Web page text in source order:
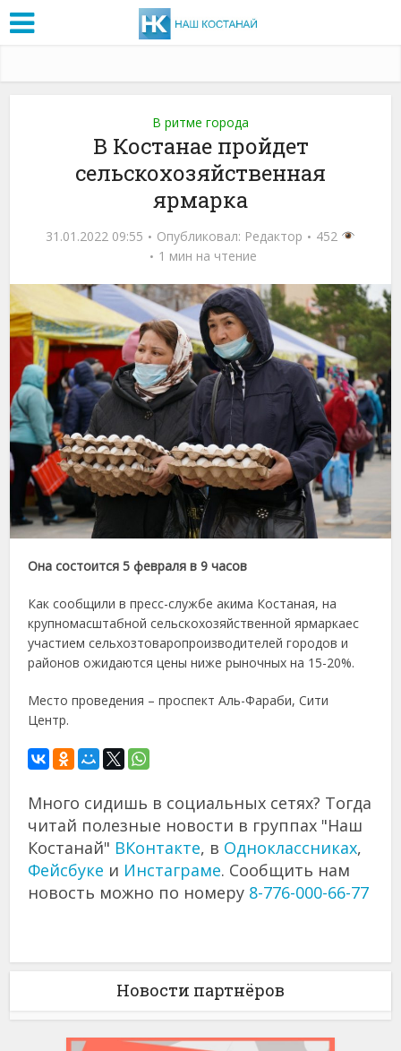
В ритме города
В Костанае пройдет
сельскохозяйственная
ярмарка
31.01.2022 09:55 Опубликовал: Редактор
452
1 мин на чтение
Она состоится 5 февраля в 9 часов
Как сообщили в пресс-службе акима Костаная, на
крупномасштабной сельскохозяйственной ярмаркаес
участием сельхозтоваропроизводителей городов и
районов ожидаются цены ниже рыночных на 15-20%.
Место проведения – проспект Аль-Фараби, Сити
Центр.
Много сидишь в социальных сетях? Тогда
читай полезные новости в группах "Наш
Костанай" ВКонтакте, в Одноклассниках,
Фейсбуке и Инстаграме. Сообщить нам
новость можно по номеру 8-776-000-66-77
Новости партнёров